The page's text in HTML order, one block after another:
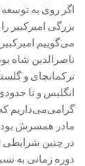
اگر روی به
بزرگی امیرکبیر
می‌گوییم
ناصرالدین شاه
ترکمانچای و
انگلیس و تا
گرامی‌می‌داریم
مادر همسرش
در چنین شرایطی
دوره زمانی به